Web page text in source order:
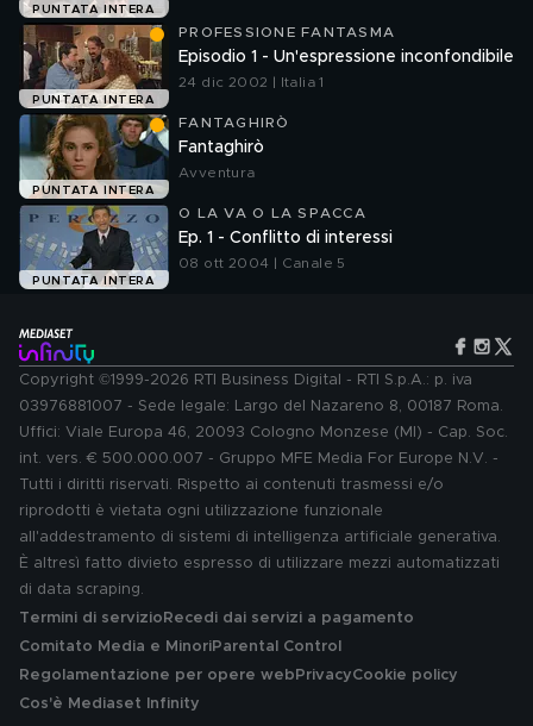
PUNTATA INTERA
PUNTATA INTERA
PROFESSIONE FANTASMA
Episodio 1 - Un'espressione inconfondibile
24 dic 2002 | Italia 1
PUNTATA INTERA
FANTAGHIRÒ
Fantaghirò
Avventura
PUNTATA INTERA
O LA VA O LA SPACCA
Ep. 1 - Conflitto di interessi
08 ott 2004 | Canale 5
Copyright ©1999-2026 RTI Business Digital - RTI S.p.A.: p. iva
03976881007 - Sede legale: Largo del Nazareno 8, 00187 Roma.
Uffici: Viale Europa 46, 20093 Cologno Monzese (MI) - Cap. Soc.
int. vers. € 500.000.007 - Gruppo MFE Media For Europe N.V. -
Tutti i diritti riservati. Rispetto ai contenuti trasmessi e/o
riprodotti è vietata ogni utilizzazione funzionale
all'addestramento di sistemi di intelligenza artificiale generativa.
È altresì fatto divieto espresso di utilizzare mezzi automatizzati
di data scraping.
Termini di servizio Recedi dai servizi a pagamento
Comitato Media e MinoriParental Control
Regolamentazione per opere web PrivacyCookie policy
Cos'è Mediaset Infinity